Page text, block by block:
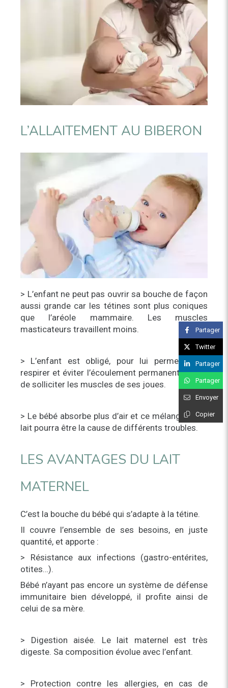
L’ALLAITEMENT AU BIBERON
> L’enfant ne peut pas ouvrir sa bouche de façon
aussi grande car les tétines sont plus coniques
que l’aréole mammaire. Les muscles
masticateurs travaillent moins.
> L’enfant est obligé, pour lui permettre de
respirer et éviter l’écoulement permanent du lait,
de solliciter les muscles de ses joues.
> Le bébé absorbe plus d’air et ce mélange air et
lait pourra être la cause de différents troubles.
LES AVANTAGES DU LAIT
MATERNEL
C’est la bouche du bébé qui s’adapte à la tétine.
Il couvre l’ensemble de ses besoins, en juste
quantité, et apporte :
> Résistance aux infections (gastro-entérites,
otites…).
Bébé n’ayant pas encore un système de défense
immunitaire bien développé, il profite ainsi de
celui de sa mère.
> Digestion aisée. Le lait maternel est très
digeste. Sa composition évolue avec l’enfant.
> Protection contre les allergies, en cas de
Partager
Twitter
Partager
Partager
Envoyer
Copier